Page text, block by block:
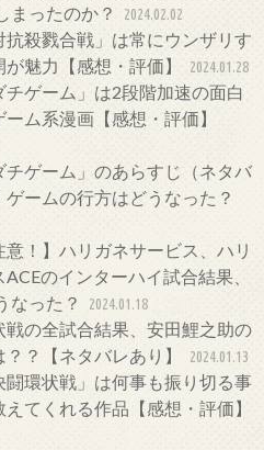
まったのか？
2024.02.02
抗殺戮合戦」は常にウンザリす
魅力【感想・評価】
2024.01.28
チゲーム」は2段階加速の面白
ム系漫画【感想・評価】
チゲーム」のあらすじ（ネタバ
ゲームの行方はどうなった？
意！】ハリガネサービス、ハリ
のインターハイ試合結果、
なった？
2024.01.18
戦の全試合結果、安田鯉之助の
？【ネタバレあり】
2024.01.13
闘環状戦」は何事も振り切る事
てくれる作品【感想・評価】